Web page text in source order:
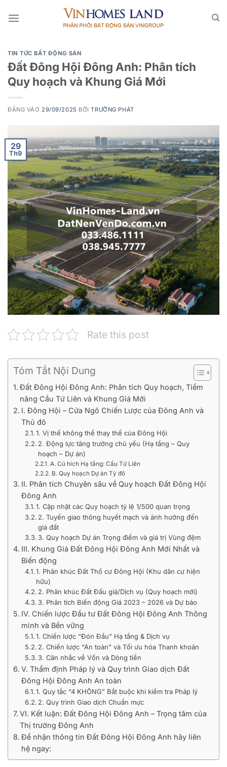
qua
TIN TỨC BẤT ĐỘNG SẢN
Đất Đông Hội Đông Anh: Phân tích
Quy hoạch và Khung Giá Mới
ĐĂNG VÀO 29/09/2025 BỞITRƯỜNG PHÁT
29
Th9
Rate this post
Tóm Tắt Nội Dung
Đất Đông Hội Đông Anh: Phân tích Quy hoạch, Tiềm
năng Cầu Tứ Liên và Khung Giá Mới
I. Đông Hội – Cửa Ngõ Chiến Lược của Đông Anh và
Thủ đô
1. Vị thế không thể thay thế của Đông Hội
2. Động lực tăng trưởng chủ yếu (Hạ tầng – Quy
hoạch – Dự án)
A. Cú hích Hạ tầng: Cầu Tứ Liên
B. Quy hoạch Dự án Tỷ đô
II. Phân tích Chuyên sâu về Quy hoạch Đất Đông Hội
Đông Anh
1. Cập nhật các Quy hoạch tỷ lệ 1/500 quan trọng
2. Tuyến giao thông huyết mạch và ảnh hưởng đến
giá đất
3. Quy hoạch Dự án Trọng điểm và giá trị Vùng đệm
III. Khung Giá Đất Đông Hội Đông Anh Mới Nhất và
Biến động
1. Phân khúc Đất Thổ cư Đông Hội (Khu dân cư hiện
hữu)
2. Phân khúc Đất Đấu giá/Dịch vụ (Quy hoạch mới)
3. Phân tích Biến động Giá 2023 – 2026 và Dự báo
IV. Chiến lược Đầu tư Đất Đông Hội Đông Anh Thông
minh và Bền vững
1. Chiến lược “Đón Đầu” Hạ tầng & Dịch vụ
2. Chiến lược “An toàn” và Tối ưu hóa Thanh khoản
3. Cân nhắc về Vốn và Dòng tiền
V. Thẩm định Pháp lý và Quy trình Giao dịch Đất
Đông Hội Đông Anh An toàn
1. Quy tắc “4 KHÔNG” Bắt buộc khi kiểm tra Pháp lý
2. Quy trình Giao dịch Chuẩn mực
VI. Kết luận: Đất Đông Hội Đông Anh – Trọng tâm của
Thị trường Đông Anh
Để nhận thông tin Đất Đông Hội Đông Anh hãy liên
hệ ngay: